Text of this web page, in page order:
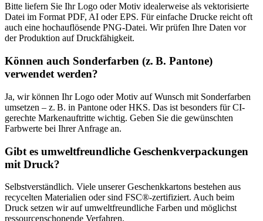
Ja, wir können Ihr Logo oder Motiv auf Wunsch mit Sonderfarben
umsetzen – z. B. in Pantone oder HKS. Das ist besonders für CI-
gerechte Markenauftritte wichtig. Geben Sie die gewünschten
Farbwerte bei Ihrer Anfrage an.
Gibt es umweltfreundliche Geschenkverpackungen
mit Druck?
Selbstverständlich. Viele unserer Geschenkkartons bestehen aus
recycelten Materialien oder sind FSC®-zertifiziert. Auch beim
Druck setzen wir auf umweltfreundliche Farben und möglichst
ressourcenschonende Verfahren.
Kann ich vorab ein Muster oder eine Visualisierung
erhalten?
Gerne senden wir Ihnen Muster unserer Standardprodukte zu. Bei
bedruckten Verpackungen erstellen wir auf Wunsch eine digitale
Druckvorschau oder ein Weißmuster vor Produktionsbeginn – damit
Sie genau wissen, wie Ihr Karton aussehen wird.